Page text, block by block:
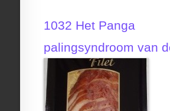
1032 Het Panga
palingsyndroom van